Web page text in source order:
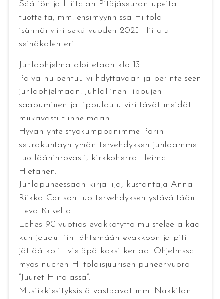
Säätiön ja Hiitolan Pitäjäseuran upeita
tuotteita, mm. ensimyynnissä Hiitola-
isännänviiri sekä vuoden 2025 Hiitola
seinäkalenteri.
Juhlaohjelma aloitetaan klo 13
Päivä huipentuu viihdyttävään ja perinteiseen
juhlaohjelmaan. Juhlallinen lippujen
saapuminen ja lippulaulu virittävät meidät
mukavasti tunnelmaan.
Hyvän yhteistyökumppanimme Porin
seurakuntayhtymän tervehdyksen juhlaamme
tuo lääninrovasti, kirkkoherra Heimo
Hietanen.
Juhlapuheessaan kirjailija, kustantaja Anna-
Riikka Carlson tuo tervehdyksen ystävältään
Eeva Kilveltä.
Lähes 90-vuotias evakkotyttö muistelee aikaa
kun jouduttiin lähtemään evakkoon ja piti
jättää koti ...vieläpä kaksi kertaa. Ohjelmssa
myös nuoren Hiitolaisjuurisen puheenvuoro
”Juuret Hiitolassa”.
Musiikkiesityksistä vastaavat mm. Nakkilan